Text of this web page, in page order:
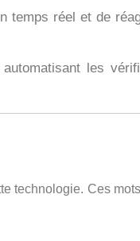
temps réel et de
les
technologie. Ces